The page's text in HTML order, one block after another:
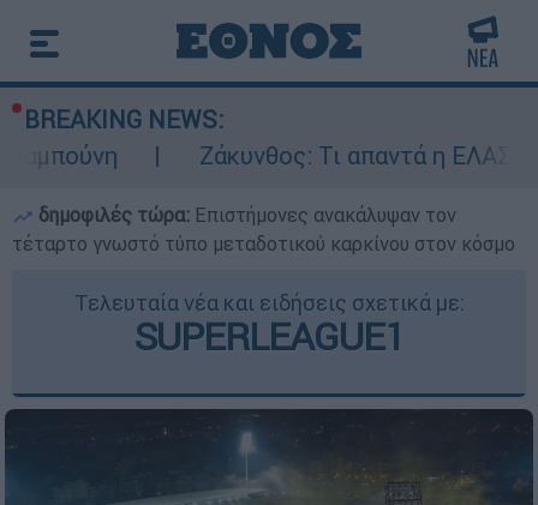
BREAKING NEWS:
Ζάκυνθος: Τι απαντά η ΕΛΑΣ για τους 8
δημοφιλές τώρα: Επιστήμονες ανακάλυψαν τον
τέταρτο γνωστό τύπο μεταδοτικού καρκίνου στον κόσμο
Τελευταία νέα και ειδήσεις σχετικά με:
SUPERLEAGUE1